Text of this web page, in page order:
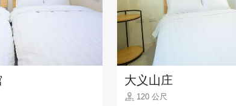
大义山庄
120 公尺